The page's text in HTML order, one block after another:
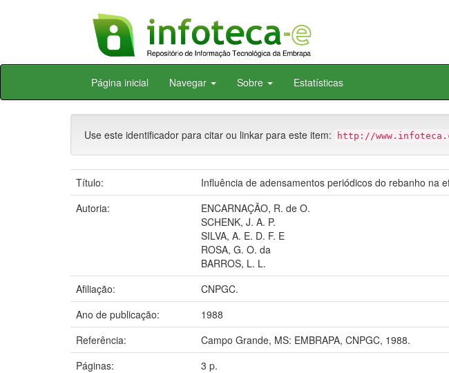
Skip
Página inicial Navegar Sobre Estatísticas
Use este identificador para citar ou linkar para este item: http://
Título:
Influência de adensamentos periódicos do rebanho na
Autoria:
ENCARNAÇÃO, R. de O.
SCHENK, J. A. P.
SILVA, A. E. D. F. E
ROSA, G. O. da
BARROS, L. L.
Afiliação:
CNPGC.
Ano de publicação:
1988
Referência:
Campo Grande, MS: EMBRAPA, CNPGC, 1988.
Páginas:
3 p.